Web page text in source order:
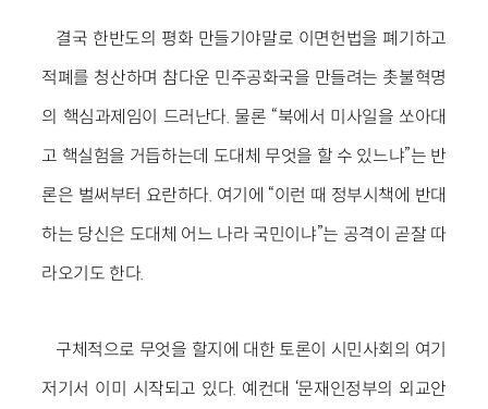
결국 한반도의 평화 만들기야말로 이면헌법을 폐기하고
적폐를 청산하며 참다운 민주공화국을 만들려는 촛불혁명
의 핵심과제임이 드러난다. 물론 “북에서 미사일을 쏘아대
고 핵실험을 거듭하는데 도대체 무엇을 할 수 있느냐”는 반
론은 벌써부터 요란하다. 여기에 “이런 때 정부시책에 반대
하는 당신은 도대체 어느 나라 국민이냐”는 공격이 곧잘 따
라오기도 한다.
구체적으로 무엇을 할지에 대한 토론이 시민사회의 여기
저기서 이미 시작되고 있다. 예컨대 ‘문재인정부의 외교안